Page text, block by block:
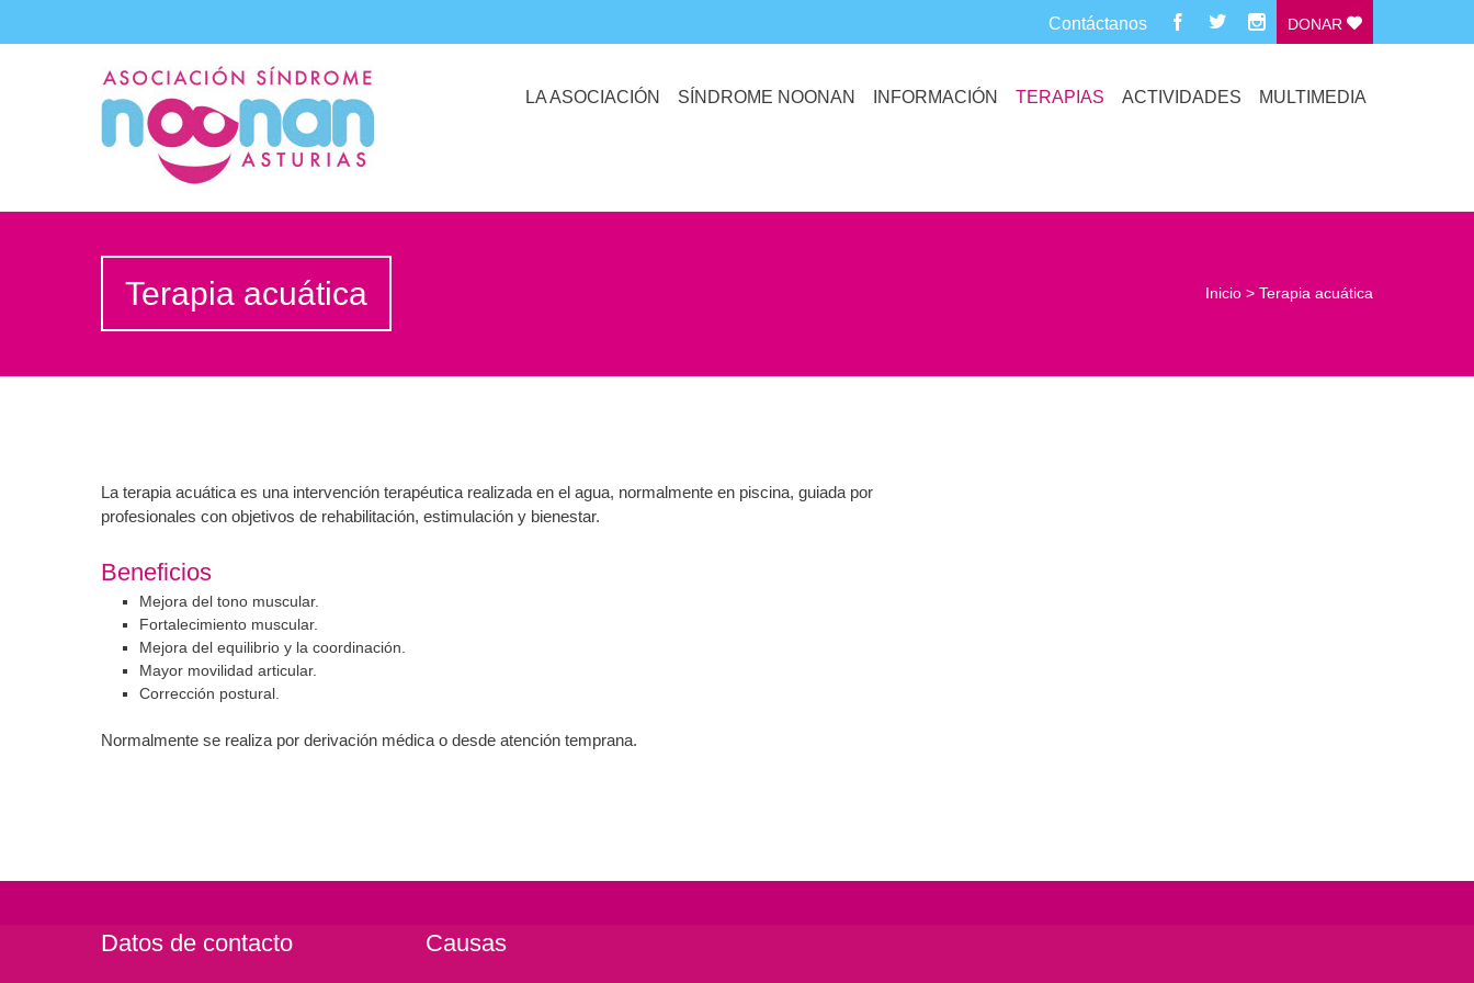
Contáctanos DONAR
LA ASOCIACIÓN SÍNDROME NOONAN INFORMACIÓN TERAPIAS ACTIVIDADES MULTIMEDIA
Terapia acuática Inicio >Terapia acuática
La terapia acuática es una intervención terapéutica realizada en el agua, normalmente en piscina, guiada por
profesionales con objetivos de rehabilitación, estimulación y bienestar.
Beneficios
Mejora del tono muscular.
Fortalecimiento muscular.
Mejora del equilibrio y la coordinación.
Mayor movilidad articular.
Corrección postural.
Normalmente se realiza por derivación médica o desde atención temprana.
Datos de contacto Causas